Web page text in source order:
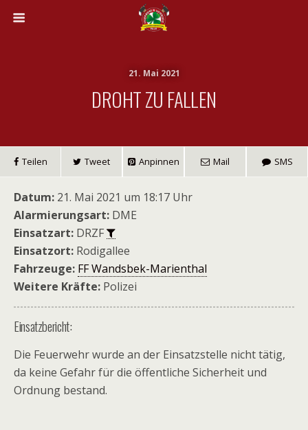
21. Mai 2021
DROHT ZU FALLEN
Teilen Tweet Anpinnen Mail SMS
Datum: 21. Mai 2021 um 18:17 Uhr
Alarmierungsart: DME
Einsatzart: DRZF
Einsatzort: Rodigallee
Fahrzeuge: FF Wandsbek-Marienthal
Weitere Kräfte: Polizei
Einsatzbericht:
Die Feuerwehr wurde an der Einsatzstelle nicht tätig,
da keine Gefahr für die öffentliche Sicherheit und
Ordnung bestand.